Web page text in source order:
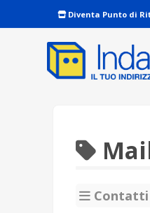
Diventa Punto di